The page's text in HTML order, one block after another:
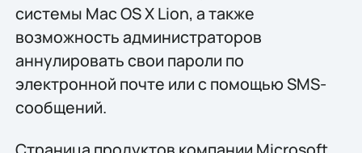
системы Mac OS X Lion, а также
возможность администраторов
аннулировать свои пароли по
электронной почте или с помощью SMS-
сообщений.